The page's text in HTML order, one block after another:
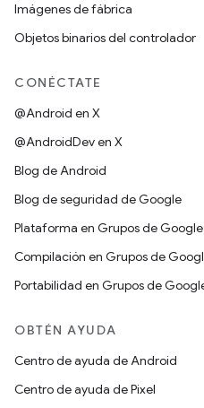
Imágenes de fábrica
Objetos binarios del controlador
CONÉCTATE
@Android en X
@AndroidDev en X
Blog de Android
Blog de seguridad de Google
Plataforma en Grupos de Google
Compilación en Grupos de
Portabilidad en Grupos de
OBTÉN AYUDA
Centro de ayuda de Android
Centro de ayuda de Pixel